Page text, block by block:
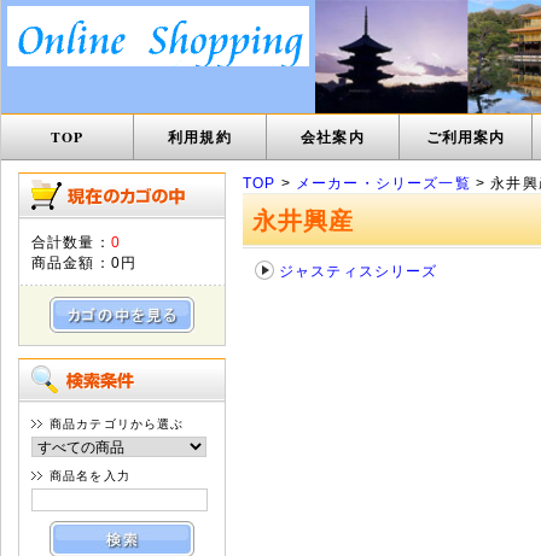
TOP 利用規約 会社案内 ご利用案内
合計数量： 0
商品金額： 0円
商品カテゴリから選ぶ
商品名を入力
TOP > メーカー・シリーズ一覧 > 永井興
永井興産
ジャスティスシリーズ